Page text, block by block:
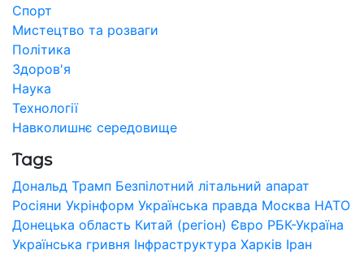
Спорт
Мистецтво та розваги
Політика
Здоров'я
Наука
Технології
Навколишнє середовище
Tags
Дональд Трамп Безпілотний літальний апарат
Росіяни Укрінформ Українська правда Москва НАТО
Донецька область Китай (регіон) Євро РБК-Україна
Українська гривня Інфраструктура Харків Іран